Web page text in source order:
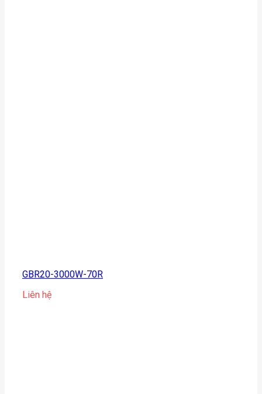
GBR20-3000W-70R
Liên hệ